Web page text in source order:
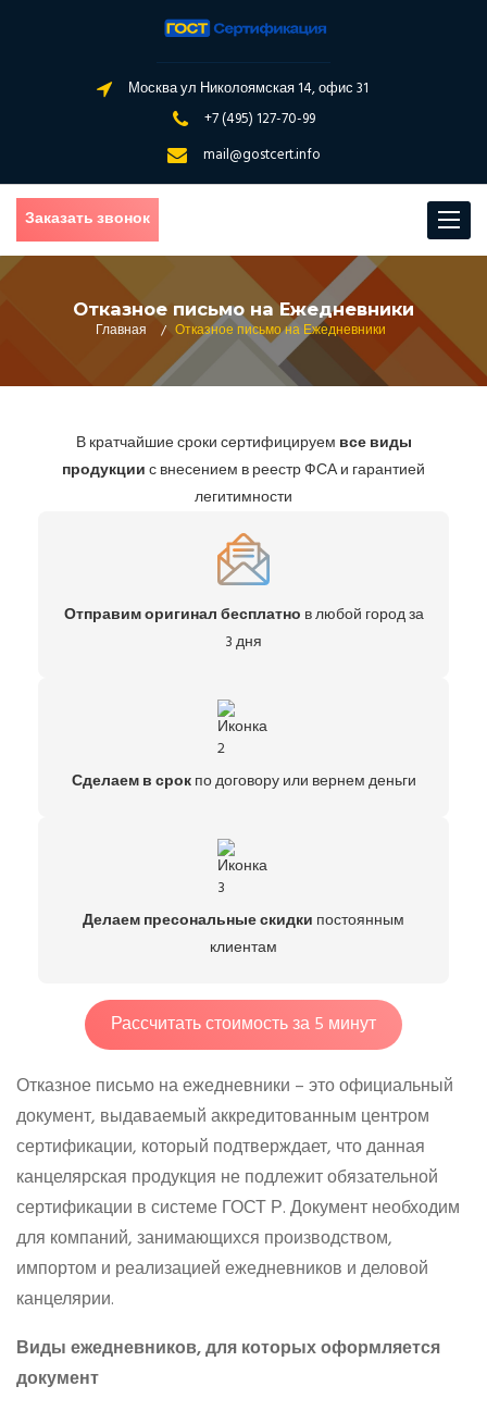
Москва ул Николоямская 14, офис 31
+7 (495) 127-70-99
mail@gostcert.info
Toggle
Заказать звонок
Отказное письмо на Ежедневники
Главная
/ Отказное письмо на Ежедневники
В кратчайшие сроки сертифицируем все виды
продукциис внесением в реестр ФСА и гарантией
легитимности
Отправим оригинал бесплатно в любой город за
3 дня
Сделаем в срокпо договору или вернем деньги
Делаем пресональные скидки постоянным
клиентам
Рассчитать стоимость за 5 минут
Отказное письмо на ежедневники – это официальный
документ, выдаваемый аккредитованным центром
сертификации, который подтверждает, что данная
канцелярская продукция не подлежит обязательной
сертификации в системе ГОСТ Р. Документ необходим
для компаний, занимающихся производством,
импортом и реализацией ежедневников и деловой
канцелярии.
Виды ежедневников, для которых оформляется
документ